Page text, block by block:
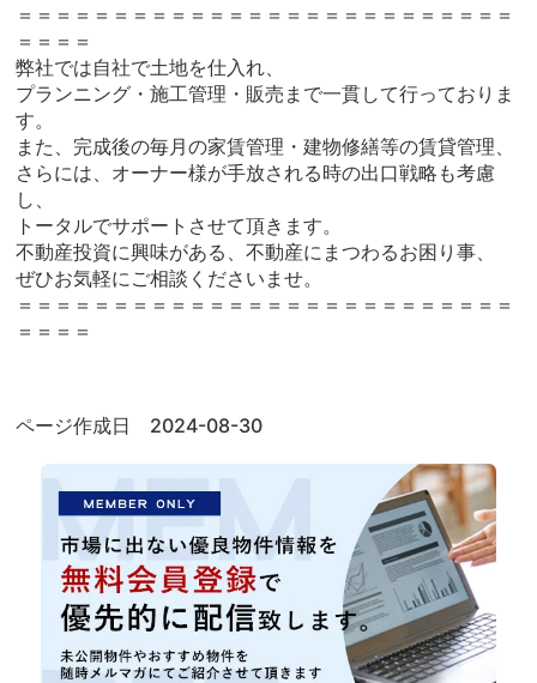
＝＝＝＝＝＝＝＝＝＝＝＝＝＝＝＝＝＝＝＝＝＝＝＝＝＝
＝＝＝＝
弊社では自社で土地を仕入れ、
プランニング・施工管理・販売まで一貫して行っておりま
す。
また、完成後の毎月の家賃管理・建物修繕等の賃貸管理、
さらには、オーナー様が手放される時の出口戦略も考慮
し、
トータルでサポートさせて頂きます。
不動産投資に興味がある、不動産にまつわるお困り事、
ぜひお気軽にご相談くださいませ。
＝＝＝＝＝＝＝＝＝＝＝＝＝＝＝＝＝＝＝＝＝＝＝＝＝＝
＝＝＝＝
ページ作成日 2024-08-30